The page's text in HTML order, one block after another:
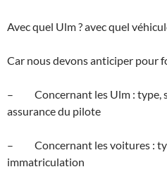
Avec quel Ulm ? avec quel
Car nous devons anticiper pour
– Concernant les Ulm : type,
assurance du pilote
– Concernant les voitures :
immatriculation